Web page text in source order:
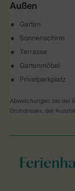
Außen
Garten
Sonnenschirm
Terrasse
Gartenmöbel
Privatparkplatz
Abweichungen bei der
Grundrisses, der